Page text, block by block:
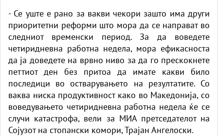
- Се уште е рано за вакви чекори зашто има други
приоритетни реформи што мора да се направат во
следниот временски период. За да воведете
четиридневна работна недела, мора ефикасноста
да ја доведете на врвно ниво за да го прескокнете
петтиот ден без притоа да имате какви било
последици во остварувањето на резултатите. Со
ваква ниска продуктивност како во Македонија, со
воведувањето четиридневна работна недела ќе се
случи катастрофа, вели за МИА претседателот на
Сојузот на стопански комори, Трајан Ангелоски.